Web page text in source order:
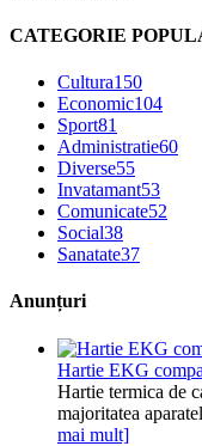
CATEGORIE
Cultura150
Economic104
Sport81
Administratie60
Diverse55
Invatamant53
Comunicate52
Social38
Sanatate37
Anunțuri
Hartie EKG
Hartie termica de
majoritatea
mai mult]